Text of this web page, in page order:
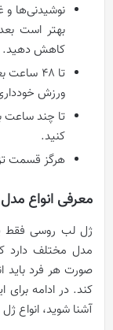
نوشیدنی‌ها
بهتر است
کاهش دهید.
تا ۴۸
ورزش
تا چند ساعت
کنید.
هرگز قسمت
معرفی انواع
ژل لب روسی فقط
مدل مختلف دارد
صورت هر فرد باید
کند.در ادامه
آشنا شوید، انواع